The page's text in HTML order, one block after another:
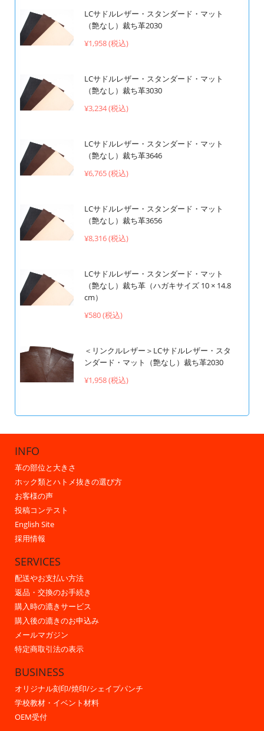
LCサドルレザー・スタンダード・マット
（艶なし）裁ち革2030
¥1,958 (税込)
LCサドルレザー・スタンダード・マット
（艶なし）裁ち革3030
¥3,234 (税込)
LCサドルレザー・スタンダード・マット
（艶なし）裁ち革3646
¥6,765 (税込)
LCサドルレザー・スタンダード・マット
（艶なし）裁ち革3656
¥8,316 (税込)
LCサドルレザー・スタンダード・マット
（艶なし）裁ち革（ハガキサイズ 10 × 14.8
cm）
¥580 (税込)
＜リンクルレザー＞LCサドルレザー・スタ
ンダード・マット（艶なし）裁ち革2030
¥1,958 (税込)
INFO
革の部位と大きさ
ホック類とハトメ抜きの選び方
お客様の声
投稿コンテスト
English Site
採用情報
SERVICES
配送やお支払い方法
返品・交換のお手続き
購入時の漉きサービス
購入後の漉きのお申込み
メールマガジン
特定商取引法の表示
BUSINESS
オリジナル刻印/焼印/シェイプパンチ
学校教材・イベント材料
OEM受付